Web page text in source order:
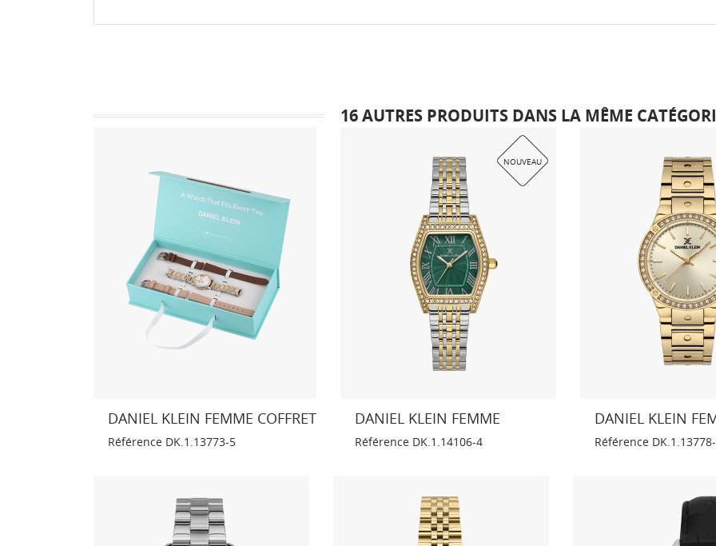
16 AUTRES PRODUITS DANS LA MÊME
DANIEL KLEIN FEMME COFFRET
Référence DK.1.13773-5
NOUVEAU
DANIEL KLEIN FEMME
Référence DK.1.14106-4
DANIEL KLEIN
Référence